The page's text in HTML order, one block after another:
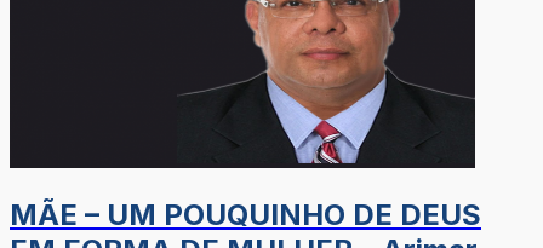
MÃE – UM POUQUINHO DE DEUS